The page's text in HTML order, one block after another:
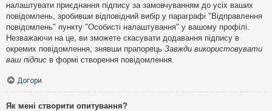
налаштувати приєднання підпису за замовчуванням до усіх ваших
повідомлень, зробивши відповідний вибір у параграфі "Відправлення
повідомлень" пункту "Особисті налаштування" у вашому профілі.
Незважаючи на це, ви зможете скасувати додавання підпису в
окремих повідомлення, знявши прапорець Завжди використовувати
ваш підпис в формі створення повідомлення.
Догори
Як мені створити опитування?